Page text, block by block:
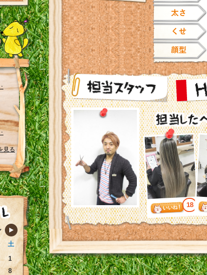
18
見る
土
1
8